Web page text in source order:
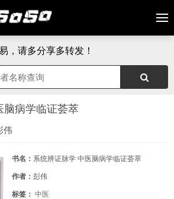
，请多分享多转发！
脑病学临证荟萃
伟
书名： 系统辨证脉学 中医脑病学临证荟萃
作者： 彭伟
标签： 中医